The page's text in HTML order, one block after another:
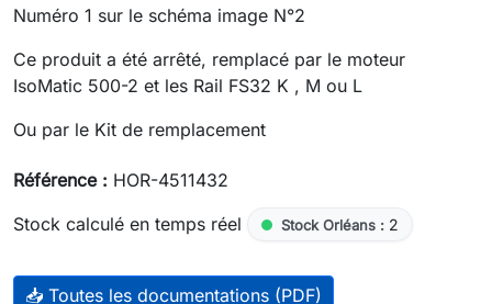
Numéro 1 sur le schéma image N°2
Ce produit a été arrêté, remplacé par le moteur
IsoMatic 500-2 et les Rail FS32 K , M ou L
Ou par le Kit de remplacement
Référence : HOR-4511432
Stock calculé en temps réel
Stock Orléans : 2
📥 Toutes les documentations (PDF)